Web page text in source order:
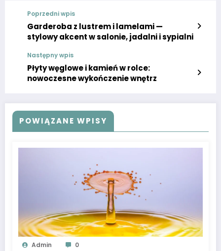
Poprzedni wpis
Garderoba z lustrem i lamelami —
stylowy akcent w salonie, jadalni i sypialni
Następny wpis
Płyty węglowe i kamień w rolce:
nowoczesne wykończenie wnętrz
POWIĄZANE WPISY
Admin 0